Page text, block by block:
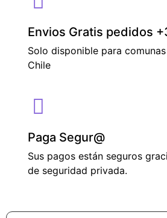
Envios Gratis pedidos
Solo disponible para
Chile
Paga Segur@
Sus pagos están seguros
de seguridad privada.